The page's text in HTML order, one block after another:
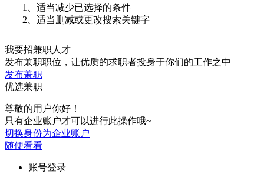
1、适当减少已选择的条件
2、适当删减或更改搜索关键字
我要招兼职人才
发布兼职职位，让优质的求职者投身于你们的工作之中
发布兼职
优选兼职
尊敬的用户你好！
只有企业账户才可以进行此操作哦~
切换身份为企业账户
随便看看
账号登录